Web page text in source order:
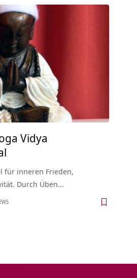
Vidya
für inneren Frieden,
Durch Üben…